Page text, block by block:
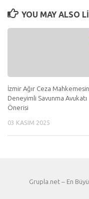
YOU MAY ALSO
İzmir Ağır Ceza
Deneyimli Savunma Avukatı
Önerisi
03 KASIM 2025
Grupla.net – En